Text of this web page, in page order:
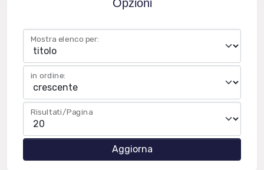
Opzioni
Mostra elenco per:
in ordine:
Risultati/Pagina